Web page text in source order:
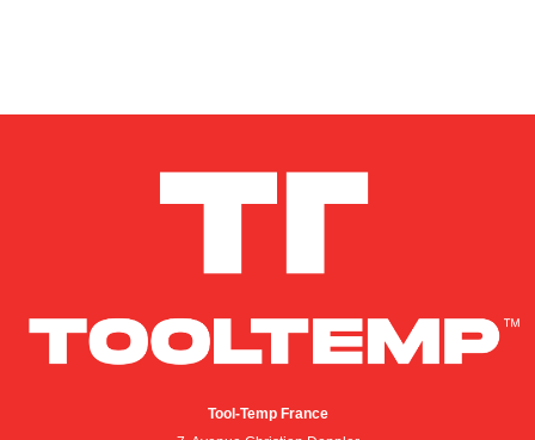
Tool-Temp France